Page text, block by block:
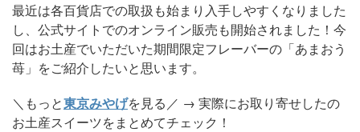
最近は各百貨店での取扱も始まり入手しやすくなりました
し、公式サイトでのオンライン販売も開始されました！今
回はお土産でいただいた期間限定フレーバーの「あまおう
苺」をご紹介したいと思います。
＼もっと東京みやげを見る／ → 実際にお取り寄せしたの
お土産スイーツをまとめてチェック！